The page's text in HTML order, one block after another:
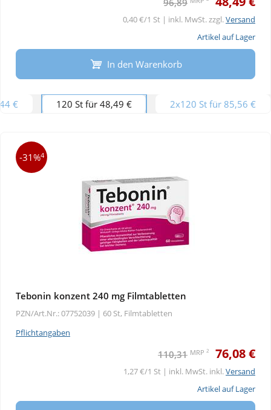
96,89
0,40 €/1 St | inkl. MwSt. zzgl.Versand
Artikel auf Lager
In den Warenkorb
€ 120 St für 48,49 € 2x120 St für 85,56 €
-31%4
Tebonin konzent 240 mg Filmtabletten
PZN/Art.Nr.: 07752039 | 60 St, Filmtabletten
Pflichtangaben
110,31 MRP 2 76,08 €
1,27 €/1 St | inkl. MwSt. inkl.Versand
Artikel auf Lager